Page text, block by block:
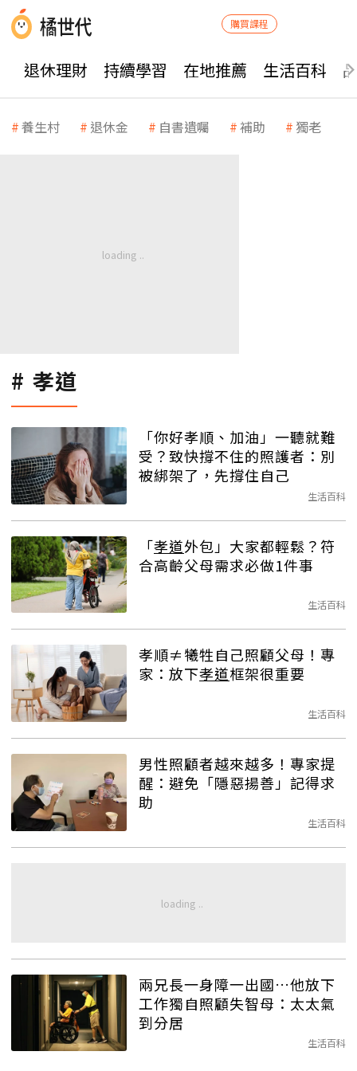
購買課程
退休理財 持續學習 在地推薦 生活百科
養生村 退休金 自書遺囑 補助 獨老
孝道
「你好孝順、加油」一聽就難
受？致快撐不住的照護者：別
被綁架了，先撐住自己
生活百科
「孝道外包」大家都輕鬆？符
合高齡父母需求必做1件事
生活百科
孝順≠犧牲自己照顧父母！專
家：放下孝道框架很重要
生活百科
男性照顧者越來越多！專家提
醒：避免「隱惡揚善」記得求
助
生活百科
兩兄長一身障一出國…他放下
工作獨自照顧失智母：太太氣
到分居
生活百科